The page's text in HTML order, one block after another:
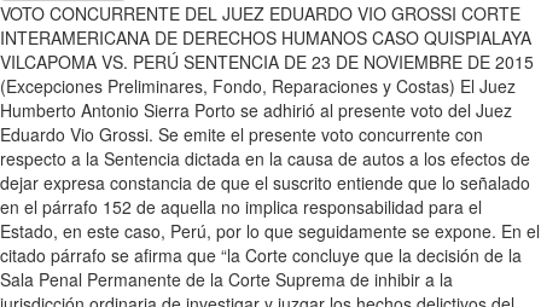
VOTO CONCURRENTE DEL JUEZ EDUARDO VIO GROSSI CORTE
INTERAMERICANA DE DERECHOS HUMANOS CASO QUISPIALAYA
VILCAPOMA VS. PERÚ SENTENCIA DE 23 DE NOVIEMBRE DE 2015
(Excepciones Preliminares, Fondo, Reparaciones y Costas) El Juez
Humberto Antonio Sierra Porto se adhirió al presente voto del Juez
Eduardo Vio Grossi. Se emite el presente voto concurrente con
respecto a la Sentencia dictada en la causa de autos a los efectos de
dejar expresa constancia de que el suscrito entiende que lo señalado
en el párrafo 152 de aquella no implica responsabilidad para el
Estado, en este caso, Perú, por lo que seguidamente se expone. En el
citado párrafo se afirma que “la Corte concluye que la decisión de la
Sala Penal Permanente de la Corte Suprema de inhibir a la